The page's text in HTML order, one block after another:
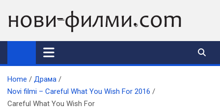
content
Home
Драма
Novi filmi – Careful What You Wish For 2016
Careful What You Wish For